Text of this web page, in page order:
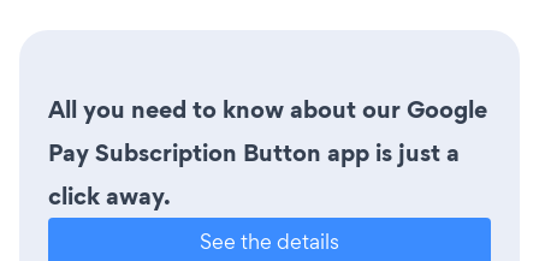
All you need to know about our Google
Pay Subscription Button app is just a
click away.
See the details